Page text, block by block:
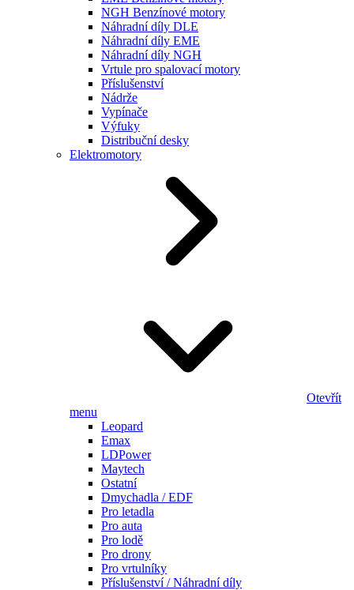
NGH Benzínové motory
Náhradní díly DLE
Náhradní díly EME
Náhradní díly NGH
Vrtule pro spalovací motory
Příslušenství
Nádrže
Vypínače
Výfuky
Distribuční desky
Elektromotory
Otevřít
menu
Leopard
Emax
LDPower
Maytech
Ostatní
Dmychadla / EDF
Pro letadla
Pro auta
Pro lodě
Pro drony
Pro vrtulníky
Příslušenství / Náhradní díly